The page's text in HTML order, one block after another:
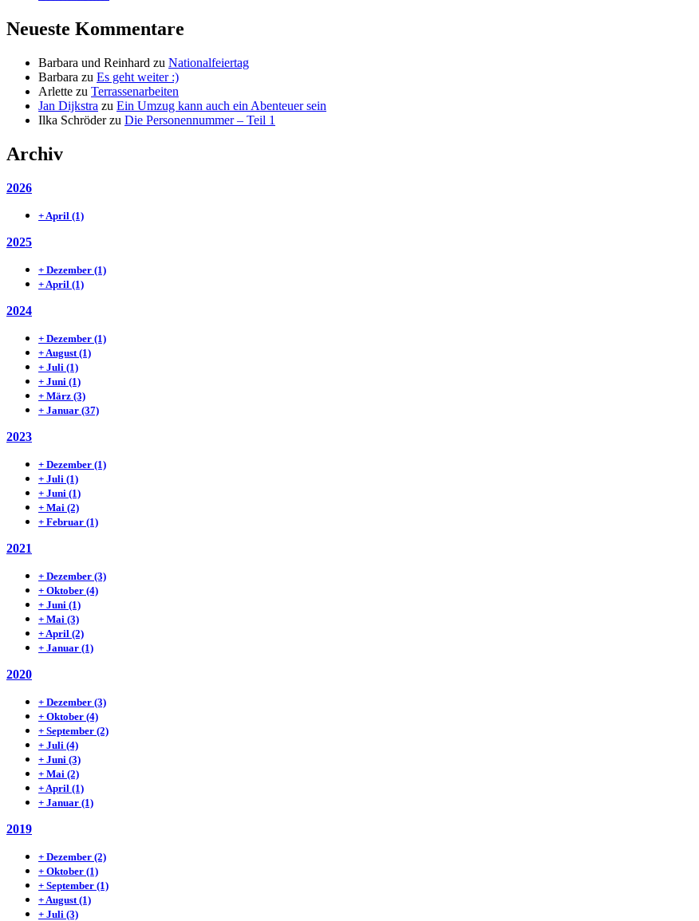
Neueste Kommentare
Barbara und Reinhard zu Nationalfeiertag
Barbara zu Es geht weiter :)
Arlette zu Terrassenarbeiten
Jan Dijkstra zu Ein Umzug kann auch ein Abenteuer sein
Ilka Schröderzu Die Personennummer – Teil 1
Archiv
2026
+ April (1)
2025
+ Dezember (1)
+ April (1)
2024
+ Dezember (1)
+ August (1)
+ Juli (1)
+ Juni (1)
+ März (3)
+ Januar (37)
2023
+ Dezember (1)
+ Juli (1)
+ Juni (1)
+ Mai (2)
+ Februar (1)
2021
+ Dezember (3)
+ Oktober (4)
+ Juni (1)
+ Mai (3)
+ April (2)
+ Januar (1)
2020
+ Dezember (3)
+ Oktober (4)
+ September (2)
+ Juli (4)
+ Juni (3)
+ Mai (2)
+ April (1)
+ Januar (1)
2019
+ Dezember (2)
+ Oktober (1)
+ September (1)
+ August (1)
+ Juli (3)